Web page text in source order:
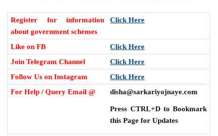
Register for information
about government schemes
Click Here
Like on FB
Click Here
Join Telegram Channel
Click Here
Follow Us on Instagram
Click Here
For Help / Query Email @
disha@sarkariyojnaye.com
Press CTRL+D to Bookmark
this Page for Updates